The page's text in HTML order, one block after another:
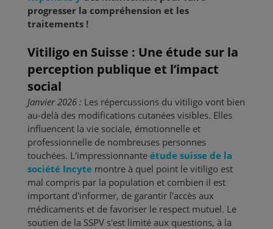
progresser la compréhension et les
traitements !
Vitiligo en Suisse : Une étude sur la
perception publique et l’impact
social
Janvier 2026 : Les répercussions du vitiligo vont bien
au-delà des modifications cutanées visibles. Elles
influencent la vie sociale, émotionnelle et
professionnelle de nombreuses personnes
touchées. L'impressionnante étude suisse de la
société Incyte montre à quel point le vitiligo est
mal compris par la population et combien il est
important d'informer, de garantir l'accès aux
médicaments et de favoriser le respect mutuel. Le
soutien de la SSPV s'est limité aux questions, à la